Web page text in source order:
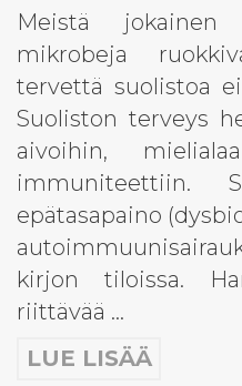
Meistä jokainen
mikrobeja
tervettä suolistoa
Suoliston terveys
aivoihin,
immuniteettiin.
epätasapaino
kirjon tiloissa.
riittävää …
LUE LISÄÄ